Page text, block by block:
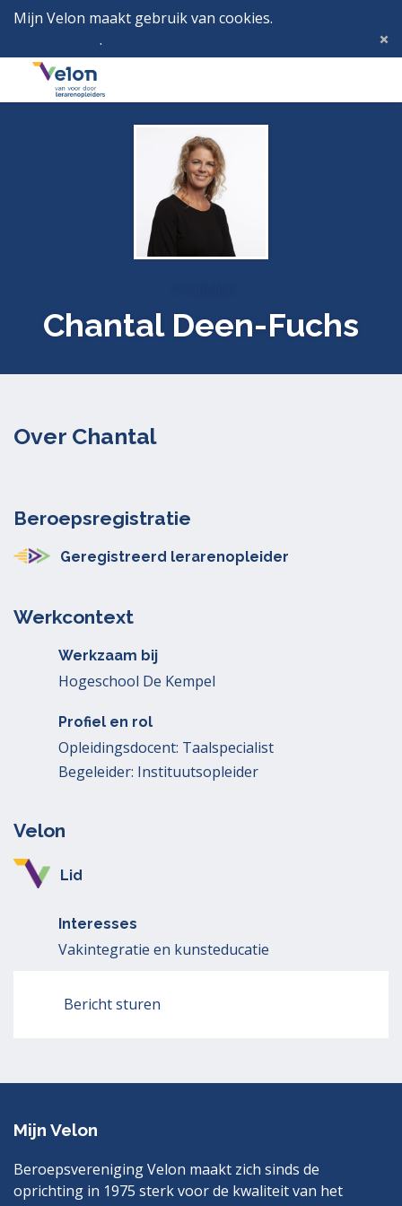
Mijn Velon maakt gebruik van cookies.
.
Menu
Chantal Deen-Fuchs
Over Chantal
Beroepsregistratie
Geregistreerd lerarenopleider
Werkcontext
Werkzaam bij
Hogeschool De Kempel
Profiel en rol
Opleidingsdocent: Taalspecialist
Begeleider: Instituutsopleider
Velon
Lid
Interesses
Vakintegratie en kunsteducatie
Bericht sturen
Mijn Velon
Beroepsvereniging Velon maakt zich sinds de
oprichting in 1975 sterk voor de kwaliteit van het